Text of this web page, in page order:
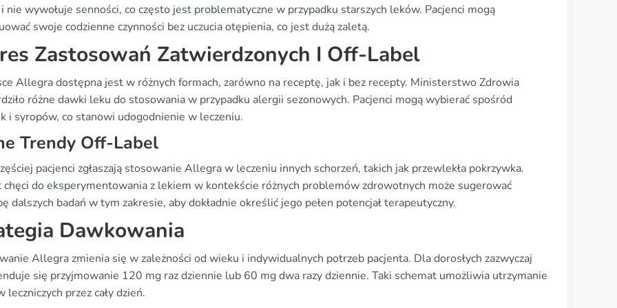
nie wywołuje senności, co często jest problematyczne w przypadku starszych leków. Pacjenci mogą
swoje codzienne czynności bez uczucia otępienia, co jest dużą zaletą.
Zastosowań Zatwierdzonych I Off-Label
Allegra dostępna jest w różnych formach, zarówno na receptę, jak i bez recepty. Ministerstwo Zdrowia
różne dawki leku do stosowania w przypadku alergii sezonowych. Pacjenci mogą wybierać spośród
i syropów, co stanowi udogodnienie w leczeniu.
Trendy Off-Label
pacjenci zgłaszają stosowanie Allegra w leczeniu innych schorzeń, takich jak przewlekła pokrzywka.
do eksperymentowania z lekiem w kontekście różnych problemów zdrowotnych może sugerować
dalszych badań w tym zakresie, aby dokładnie określić jego pełen potencjał terapeutyczny.
Dawkowania
Allegra zmienia się w zależności od wieku i indywidualnych potrzeb pacjenta. Dla dorosłych zazwyczaj
się przyjmowanie 120 mg raz dziennie lub 60 mg dwa razy dziennie. Taki schemat umożliwia utrzymanie
leczniczych przez cały dzień.